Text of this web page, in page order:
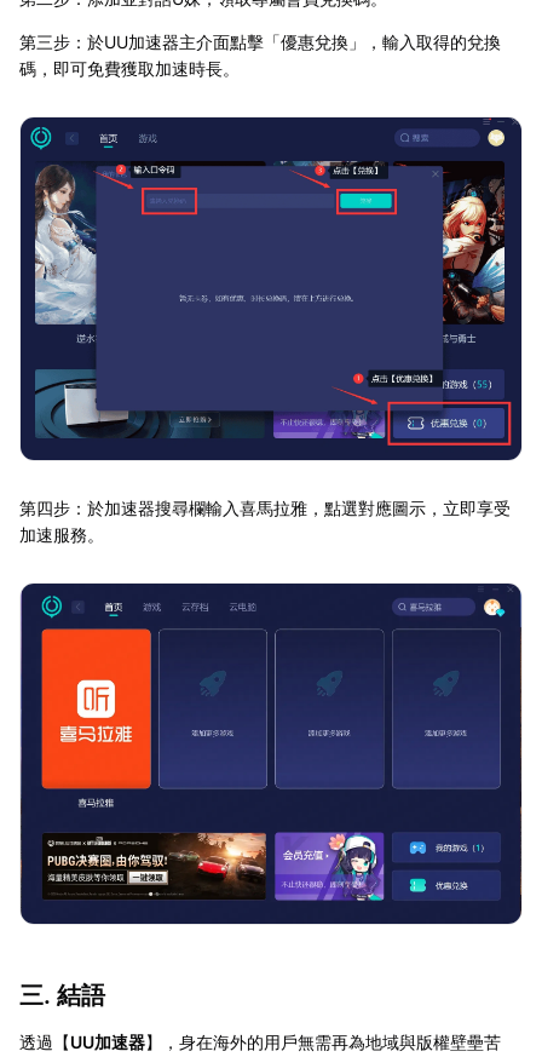
第三步：於UU加速器主介面點擊「優惠兌換」，輸入取得的兌換
碼，即可免費獲取加速時長。
第四步：於加速器搜尋欄輸入喜馬拉雅，點選對應圖示，立即享受
加速服務。
三. 結語
透過【UU加速器】，身在海外的用戶無需再為地域與版權壁壘苦